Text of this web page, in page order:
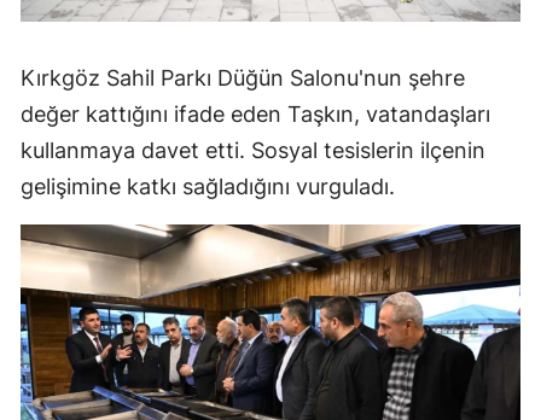
Kırkgöz Sahil Parkı Düğün Salonu'nun şehre
değer kattığını ifade eden Taşkın, vatandaşları
kullanmaya davet etti. Sosyal tesislerin ilçenin
gelişimine katkı sağladığını vurguladı.